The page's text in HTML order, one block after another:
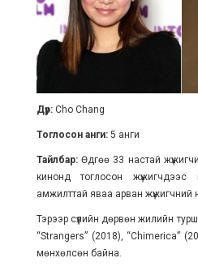
Дүр: Cho Chang
Тоглосон анги:5 анги
Тайлбар:Өдгөө 33 настай
кинонд тоглосон жүжигчдээс
амжилттай яваа арван
Тэрээр сүүлийн дөрвөн жилийн
“Strangers” (2018), “Chimerica”
мөнхөлсөн байна.